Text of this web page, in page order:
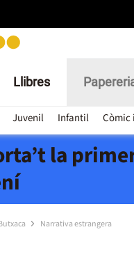
Llibres
Juvenil Infantil Còmic
la
Narrativa estrangera